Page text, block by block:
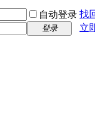
自动登录 找
登录
立